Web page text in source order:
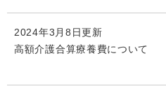
2024年3月8日更新
高額介護合算療養費について